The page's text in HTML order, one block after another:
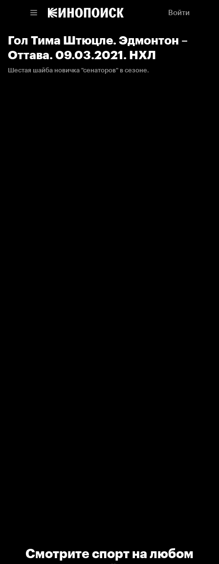
Войти
Гол Тима Штюцле. Эдмонтон –
Оттава. 09.03.2021. НХЛ
Шестая шайба новичка "сенаторов" в сезоне.
Смотрите спорт на любом